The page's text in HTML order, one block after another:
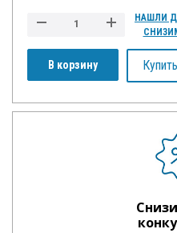
В корзину
НАШЛИ